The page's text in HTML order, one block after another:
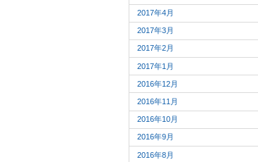
2017年4月
2017年3月
2017年2月
2017年1月
2016年12月
2016年11月
2016年10月
2016年9月
2016年8月